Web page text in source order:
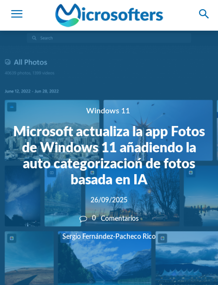
Windows 11
Microsoft actualiza la app Fotos
de Windows 11 añadiendo la
auto categorizacioń de fotos
basada en IA
26/09/2025
0 Comentarios
Sergio Fernández-Pacheco Rico